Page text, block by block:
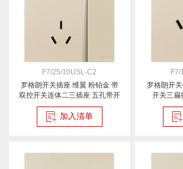
F7/25/10USL-C2
罗格朗开关插座 维翼 粉铂金 带
双控开关连体二三插座 五孔带开
加入清单
F7/
罗格朗开
开关三扁